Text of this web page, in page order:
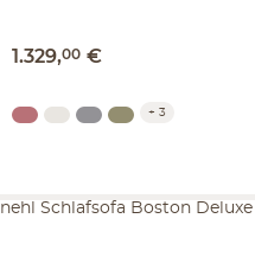
1.329,00 €
+ 3
nehl Schlafsofa Boston Deluxe